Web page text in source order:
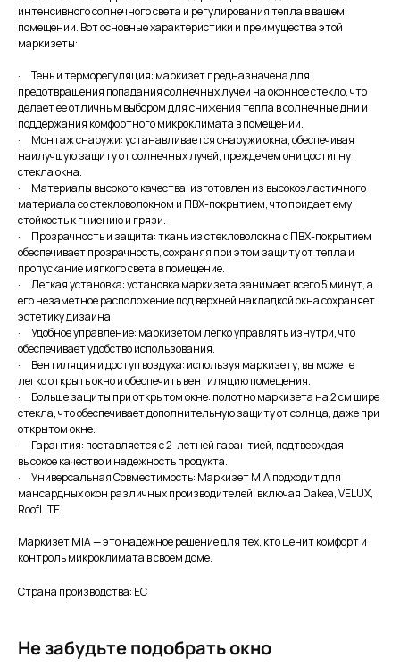
интенсивного солнечного света и регулирования тепла в вашем
помещении. Вот основные характеристики и преимущества этой
маркизеты:
· Тень и терморегуляция: маркизет предназначена для
предотвращения попадания солнечных лучей на оконное стекло, что
делает ее отличным выбором для снижения тепла в солнечные дни и
поддержания комфортного микроклимата в помещении.
· Монтаж снаружи: устанавливается снаружи окна, обеспечивая
наилучшую защиту от солнечных лучей, прежде чем они достигнут
стекла окна.
· Материалы высокого качества: изготовлен из высокоэластичного
материала со стекловолокном и ПВХ-покрытием, что придает ему
стойкость к гниению и грязи.
· Прозрачность и защита: ткань из стекловолокна с ПВХ-покрытием
обеспечивает прозрачность, сохраняя при этом защиту от тепла и
пропускание мягкого света в помещение.
· Легкая установка: установка маркизета занимает всего 5 минут, а
его незаметное расположение под верхней накладкой окна сохраняет
эстетику дизайна.
· Удобное управление: маркизетом легко управлять изнутри, что
обеспечивает удобство использования.
· Вентиляция и доступ воздуха: используя маркизету, вы можете
легко открыть окно и обеспечить вентиляцию помещения.
· Больше защиты при открытом окне: полотно маркизета на 2 см шире
стекла, что обеспечивает дополнительную защиту от солнца, даже при
открытом окне.
· Гарантия: поставляется с 2-летней гарантией, подтверждая
высокое качество и надежность продукта.
· Универсальная Совместимость: Маркизет MIA подходит для
мансардных окон различных производителей, включая Dakea, VELUX,
RoofLITE.
Маркизет MIA — это надежное решение для тех, кто ценит комфорт и
контроль микроклимата в своем доме.
Страна производства: ЕС
Не забудьте подобрать окно